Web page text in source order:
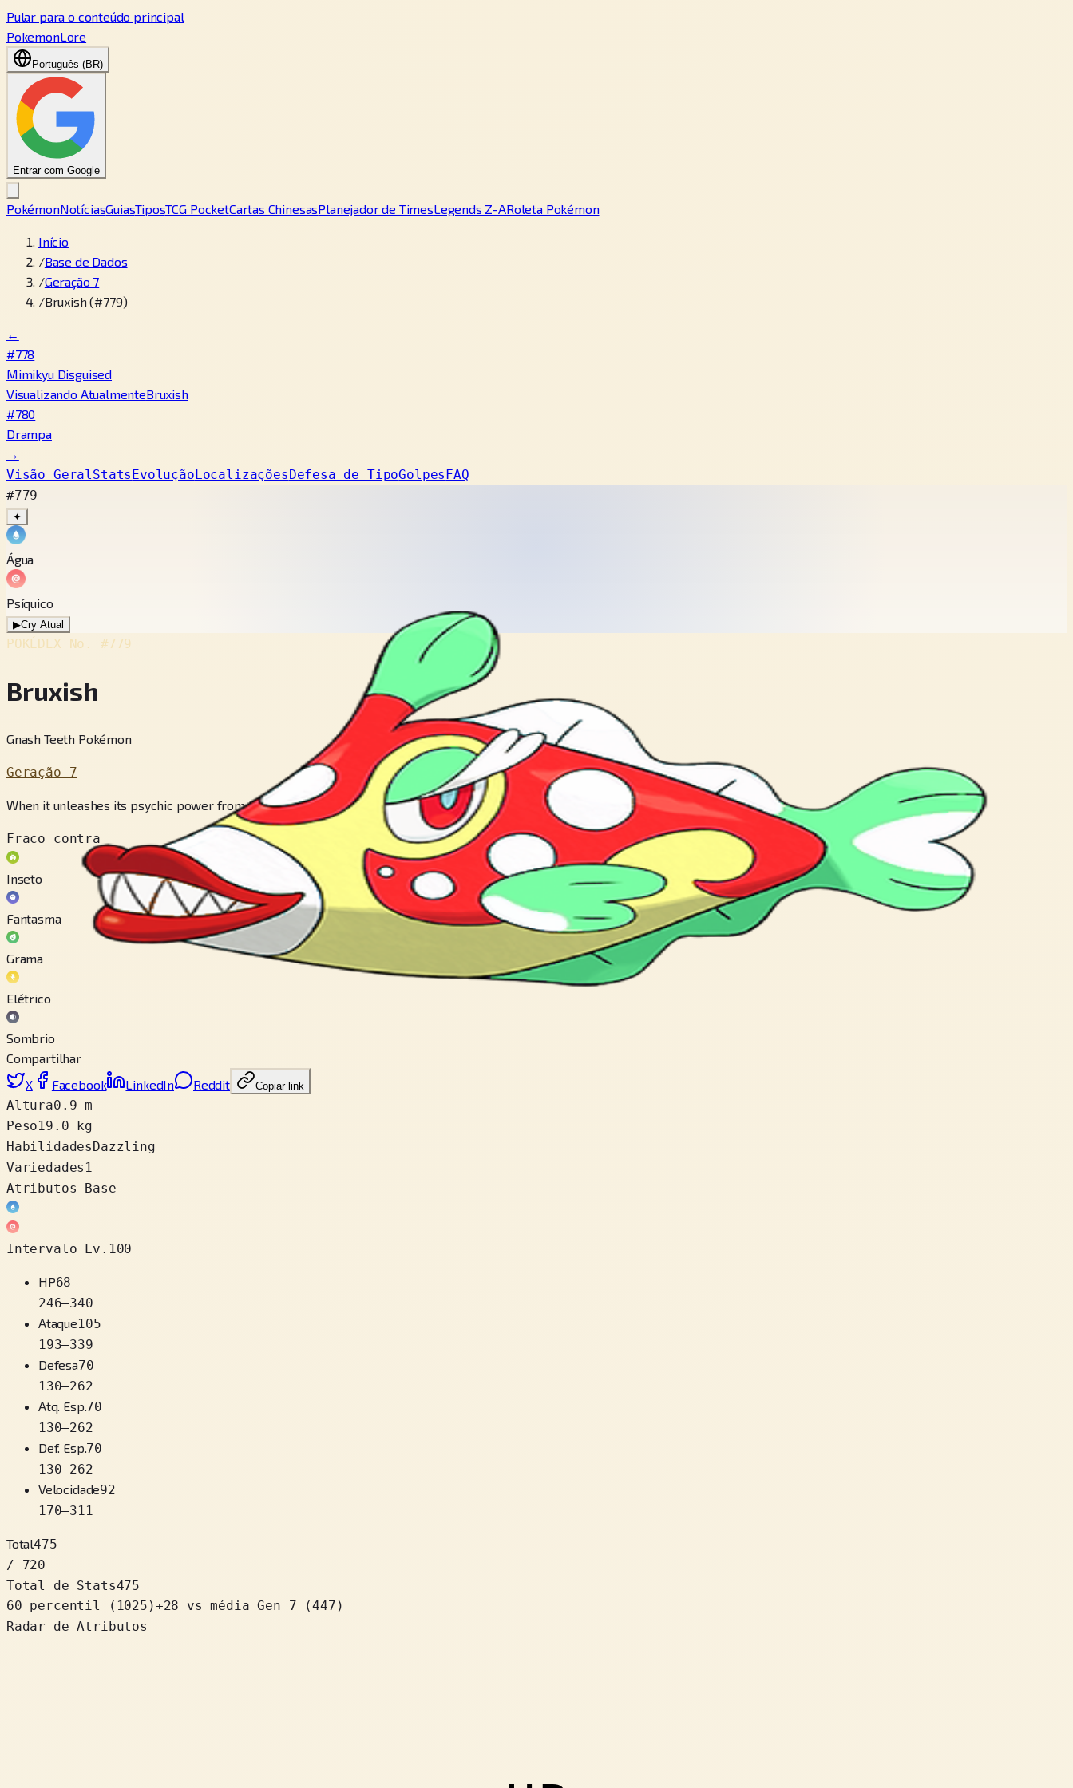
Pular para o conteúdo principal
PokemonLore
Português (BR)
Entrar com Google
PokémonNotíciasGuiasTiposTCG PocketCartas ChinesasPlanejador de TimesLegends Z-ARoleta Pokémon
Início
/Base de Dados
/Geração 7
/Bruxish (#779)
←
#778
Mimikyu Disguised
Visualizando AtualmenteBruxish
#780
Drampa
→
Visão GeralStatsEvoluçãoLocalizaçõesDefesa de TipoGolpesFAQ
#779
✦
Água
Psíquico
▶Cry Atual
POKÉDEX No. #779
Bruxish
Gnash Teeth Pokémon
Geração 7
When it unleashes its psychic power from the protuberance on its head, the grating sound of grinding teeth echoes through the area.
Fraco contra
Inseto
Fantasma
Grama
Elétrico
Sombrio
Compartilhar
X
Facebook LinkedIn Reddit Copiar link
Altura0.9 m
Peso19.0 kg
HabilidadesDazzling
Variedades 1
Atributos Base
Intervalo Lv.100
HP68
246–340
Ataque105
193–339
Defesa70
130–262
Atq. Esp.70
130–262
Def. Esp.70
130–262
Velocidade92
170–311
Total475
/ 720
Total de Stats475
60 percentil
( 1025 )+28
vs média Gen 7 (447)
Radar de Atributos